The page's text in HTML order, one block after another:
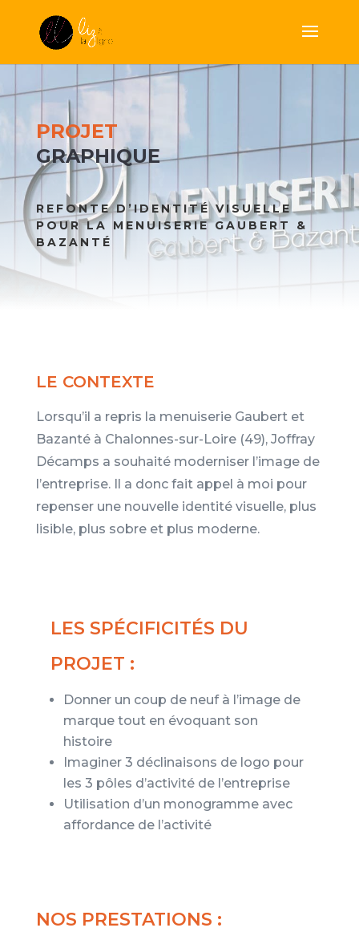
PROJET
GRAPHIQUE
REFONTE D’IDENTITÉ VISUELLE
POUR LA MENUISERIE GAUBERT &
BAZANTÉ
LE CONTEXTE
Lorsqu’il a repris la menuiserie Gaubert et
Bazanté à Chalonnes-sur-Loire (49), Joffray
Décamps a souhaité moderniser l’image de
l’entreprise. Il a donc fait appel à moi pour
repenser une nouvelle identité visuelle, plus
lisible, plus sobre et plus moderne.
LES SPÉCIFICITÉS DU
PROJET :
Donner un coup de neuf à l’image de
marque tout en évoquant son
histoire
Imaginer 3 déclinaisons de logo pour
les 3 pôles d’activité de l’entreprise
Utilisation d’un monogramme avec
affordance de l’activité
NOS PRESTATIONS :